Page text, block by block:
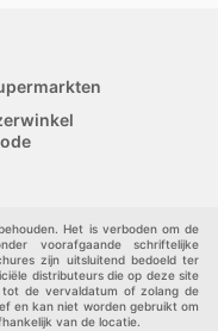
Het is verboden om de
voorafgaande schriftelijke
zijn uitsluitend bedoeld ter
distributeurs die op deze site
tot de vervaldatum of zolang de
en kan niet worden gebruikt om
van de locatie.